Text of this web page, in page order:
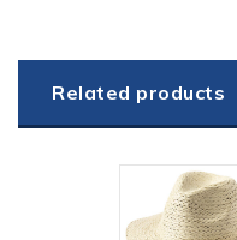
Related products